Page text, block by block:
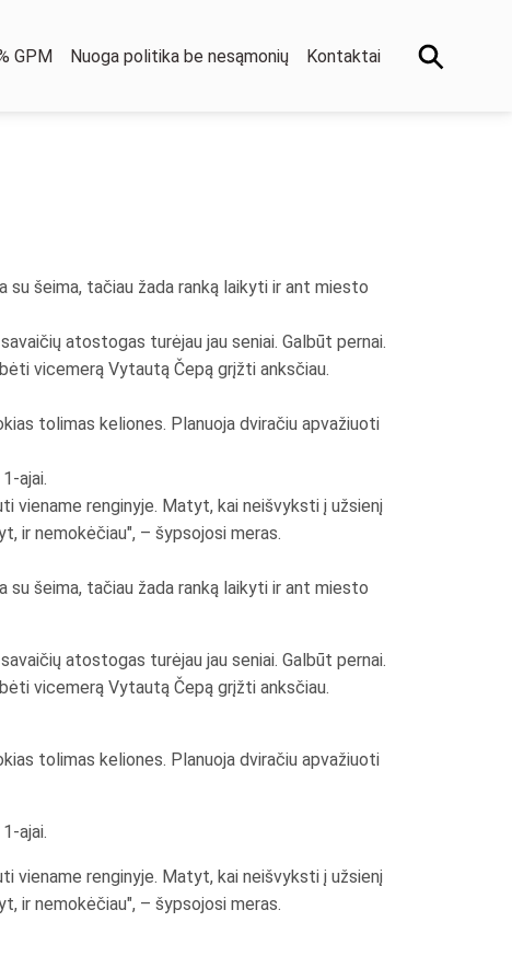
GPM Nuoga politika be nesąmonių Kontaktai
šeima, tačiau žada ranką laikyti ir ant miesto
atostogas turėjau jau seniai. Galbūt pernai.
vicemerą Vytautą Čepą grįžti anksčiau.
tolimas keliones. Planuoja dviračiu apvažiuoti
ajai.
viename renginyje. Matyt, kai neišvyksti į užsienį
ir nemokėčiau", – šypsojosi meras.
šeima, tačiau žada ranką laikyti ir ant miesto
atostogas turėjau jau seniai. Galbūt pernai.
vicemerą Vytautą Čepą grįžti anksčiau.
tolimas keliones. Planuoja dviračiu apvažiuoti
ajai.
viename renginyje. Matyt, kai neišvyksti į užsienį
ir nemokėčiau", – šypsojosi meras.